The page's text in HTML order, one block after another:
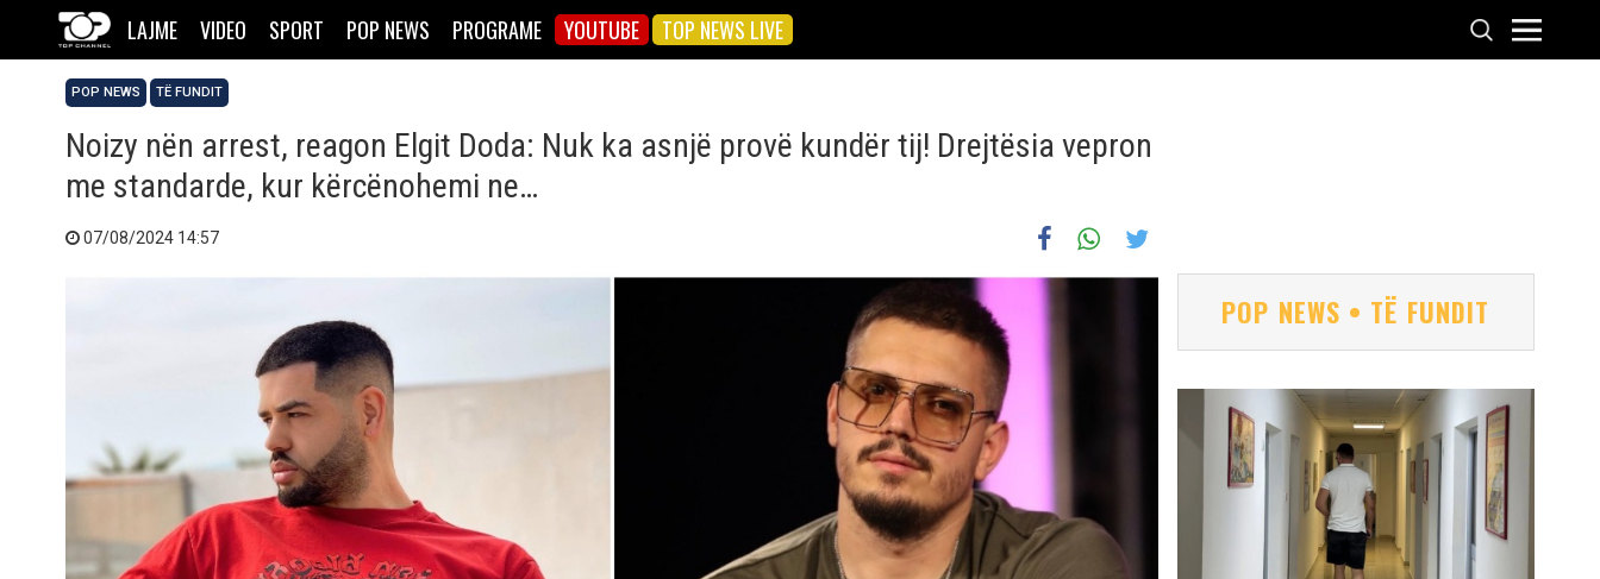
LAJME VIDEO SPORT POP NEWS PROGRAME YOUTUBE TOP NEWS LIVE
POP NEWS TË FUNDIT
Noizy nën arrest, reagon Elgit Doda: Nuk ka asnjë provë kundër tij! Drejtësia vepron
me standarde, kur kërcënohemi ne…
07/08/2024 14:57
POP NEWS • TË FUNDIT